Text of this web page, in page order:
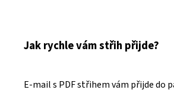
Jak rychle vám střih přijde?
E-mail s PDF střihem vám přijde do